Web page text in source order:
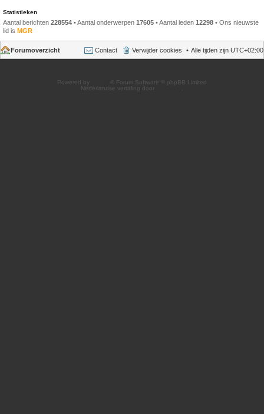
Statistieken
Aantal berichten 228554 • Aantal onderwerpen 17605 • Aantal leden 12298 • Ons nieuwste
lid is MGR
Forumoverzicht Alle tijden zijn UTC+02:00
Verwijder cookies
Contact
Powered by
® Forum Software © phpBB Limited
Nederlandse vertaling door